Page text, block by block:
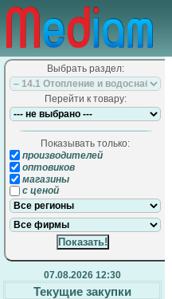
Выбрать раздел:
Перейти к товару:
Показывать только:
производителей
оптовиков
магазины
с ценой
07.08.2026 12:30
Текущие закупки